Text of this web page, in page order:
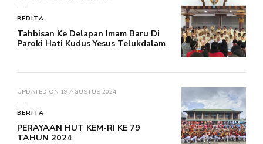
BERITA
Tahbisan Ke Delapan Imam Baru Di
Paroki Hati Kudus Yesus Telukdalam
UPDATED ON 19 AGUSTUS 2024
BERITA
PERAYAAN HUT KEM-RI KE 79
TAHUN 2024